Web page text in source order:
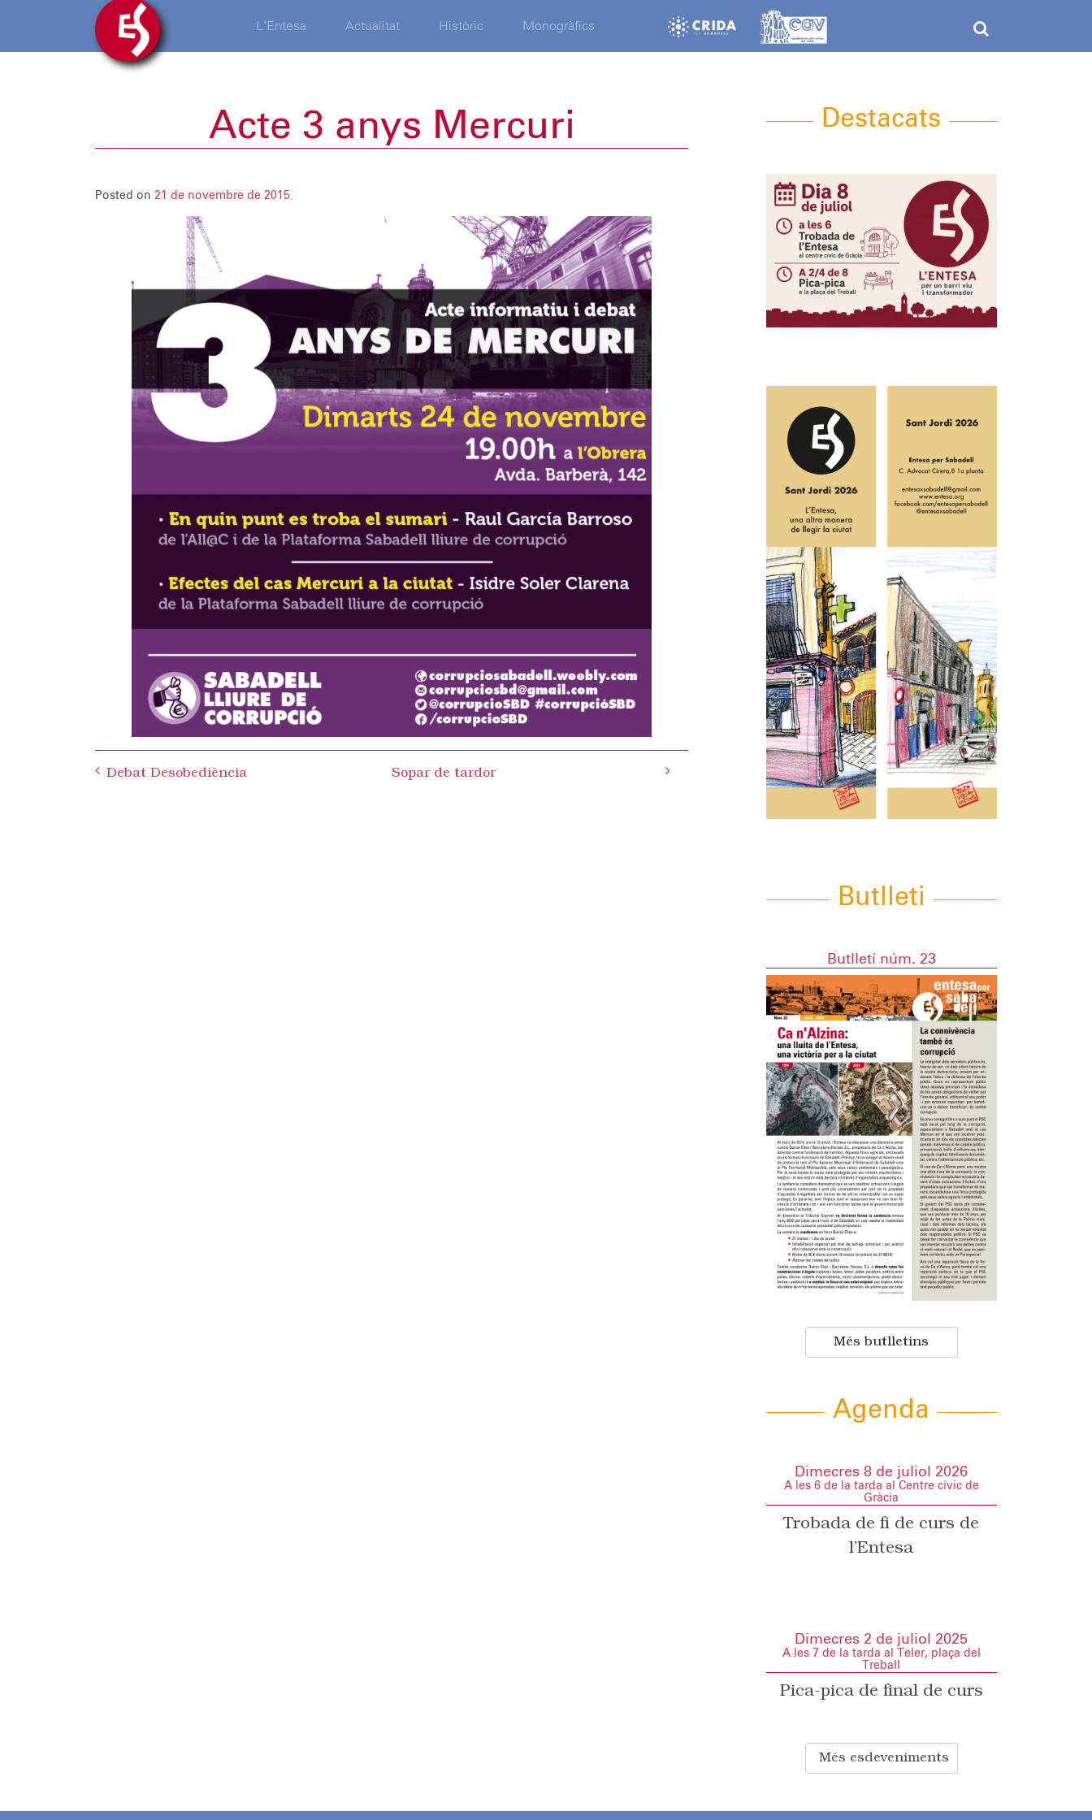
L’Entesa Actualitat Històric Monogràfics
Acte 3 anys Mercuri
Posted on 21 de novembre de 2015
navigation
Debat Desobediència Sopar de tardor
Destacats
Butlleti
Butlletí núm. 23
Més butlletins
Agenda
Dimecres 8 de juliol 2026
A les 6 de la tarda al Centre cívic de
Gràcia
Trobada de fi de curs de
l’Entesa
Dimecres 2 de juliol 2025
A les 7 de la tarda al Teler, plaça del
Treball
Pica-pica de final de curs
Més esdeveniments